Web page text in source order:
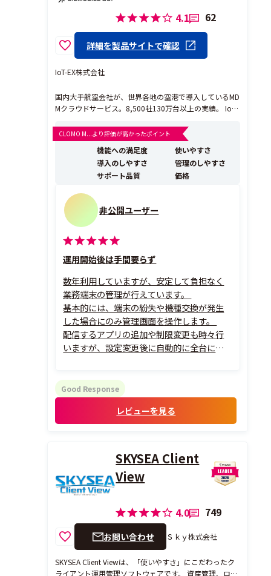
4.1 62
詳細を製品サイトで確認
IoT-EX株式会社
国内大手航空会社が、世界各地の空港で導入しているMD
Mクラウドサービス。8,500社130万台以上の実績。 IoT-
ィエリア出入りで、使えるアプリや機能を自動切替 ジオ
フェンス機能のリーディングブラントです。 【ジオフェ
ンス機能の使い方は...
CLOMO M...より評価が高かったポイント
機能への満足度
使いやすさ
導入のしやすさ
管理のしやすさ
サポート品質
価格
非公開ユーザー
運用開始後は手間要らず
数年利用していますが、安定して負担なく
業務端末の管理が行えています。
基本的には、端末の紛失や機種交換が発生
した場合にのみ管理画面を操作します。
配信するアプリの追加や制限変更も時々行
いますが、設定変更後に自動的に全台に適
です。
Good Response
レビューを見る
SKYSEA Client
View
4.0 749
お問い合わせ Ｓｋｙ株式会社
SKYSEA Client Viewは、「使いやすさ」にこだわったク
ライアント運用管理ソフトウェアです。 資産管理、ログ